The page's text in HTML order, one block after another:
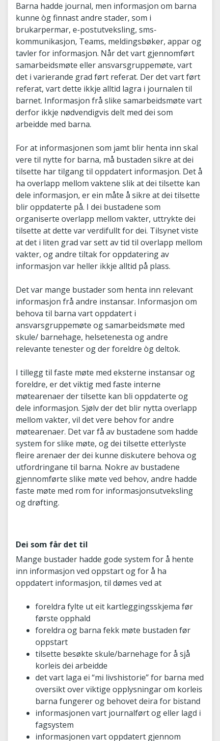
Barna hadde journal, men informasjon om barna
kunne òg finnast andre stader, som i
brukarpermar, e-postutveksling, sms-
kommunikasjon, Teams, meldingsbøker, appar og
tavler for informasjon. Når det vart gjennomført
samarbeidsmøte eller ansvarsgruppemøte, vart
det i varierande grad ført referat. Der det vart ført
referat, vart dette ikkje alltid lagra i journalen til
barnet. Informasjon frå slike samarbeidsmøte vart
derfor ikkje nødvendigvis delt med dei som
arbeidde med barna.
For at informasjonen som jamt blir henta inn skal
vere til nytte for barna, må bustaden sikre at dei
tilsette har tilgang til oppdatert informasjon. Det å
ha overlapp mellom vaktene slik at dei tilsette kan
dele informasjon, er ein måte å sikre at dei tilsette
blir oppdaterte på. I dei bustadene som
organiserte overlapp mellom vakter, uttrykte dei
tilsette at dette var verdifullt for dei. Tilsynet viste
at det i liten grad var sett av tid til overlapp mellom
vakter, og andre tiltak for oppdatering av
informasjon var heller ikkje alltid på plass.
Det var mange bustader som henta inn relevant
informasjon frå andre instansar. Informasjon om
behova til barna vart oppdatert i
ansvarsgruppemøte og samarbeidsmøte med
skule/ barnehage, helsetenesta og andre
relevante tenester og der foreldre òg deltok.
I tillegg til faste møte med eksterne instansar og
foreldre, er det viktig med faste interne
møtearenaer der tilsette kan bli oppdaterte og
dele informasjon. Sjølv der det blir nytta overlapp
mellom vakter, vil det vere behov for andre
møtearenaer. Det var få av bustadene som hadde
system for slike møte, og dei tilsette etterlyste
fleire arenaer der dei kunne diskutere behova og
utfordringane til barna. Nokre av bustadene
gjennomførte slike møte ved behov, andre hadde
faste møte med rom for informasjonsutveksling
og drøfting.
Dei som får det til
Mange bustader hadde gode system for å hente
inn informasjon ved oppstart og for å ha
oppdatert informasjon, til dømes ved at
foreldra fylte ut eit kartleggingsskjema før
første opphald
foreldra og barna fekk møte bustaden før
oppstart
tilsette besøkte skule/barnehage for å sjå
korleis dei arbeidde
det vart laga ei “mi livshistorie” for barna med
oversikt over viktige opplysningar om korleis
barna fungerer og behovet deira for bistand
informasjonen vart journalført og eller lagd i
fagsystem
informasjonen vart oppdatert gjennom